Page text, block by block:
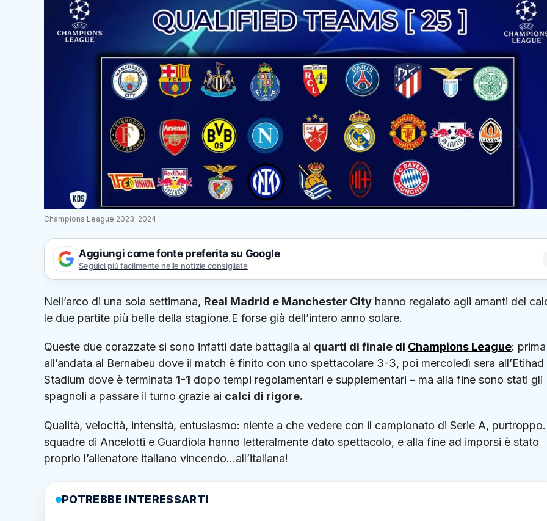
Champions League 2023-2024
Aggiungi come fonte preferita su Google
Seguici più facilmente nelle notizie consigliate
Nell’arco di una sola settimana, Real Madrid e Manchester City hanno regalato agli amanti del
le due partite più belle della stagione.E forse già dell’intero anno solare.
Queste due corazzate si sono infatti date battaglia ai quarti di finale di Champions League: prima
all’andata al Bernabeu dove il match è finito con uno spettacolare 3-3, poi mercoledì sera all’Etihad
Stadium dove è terminata 1-1 dopo tempi regolamentari e supplementari – ma alla fine sono stati gli
spagnoli a passare il turno grazie ai calci di rigore.
Qualità, velocità, intensità, entusiasmo: niente a che vedere con il campionato di Serie A,
squadre di Ancelotti e Guardiola hanno letteralmente dato spettacolo, e alla fine ad imporsi è stato
proprio l’allenatore italiano vincendo…all’italiana!
POTREBBE INTERESSARTI